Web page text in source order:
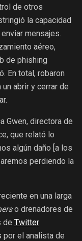
de otros
la capacidad
mensajes.
aéreo,
de phishing
En total, robaron
abrir y cerrar de
Gwen, directora de
que relató lo
algún daño [a los
perdiendo la
en una larga
o drenadores de
de Twitter
el analista de